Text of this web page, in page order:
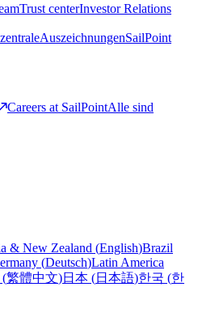
Trust centerInvestor Relations
AuszeichnungenSailPoint
Careers at SailPointAlle sind
& New Zealand (English)Brazil
(Deutsch)Latin America
(繁體中文)日本 (日本語)한국 (한